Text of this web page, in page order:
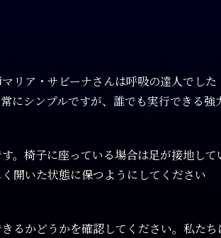
リア・サビーナさんは呼吸の達人でした
にシンプルですが、誰でも実行できる強
。椅子に座っている場合は足が接地し
開いた状態に保つようにしてください
るかどうかを確認してください。私た